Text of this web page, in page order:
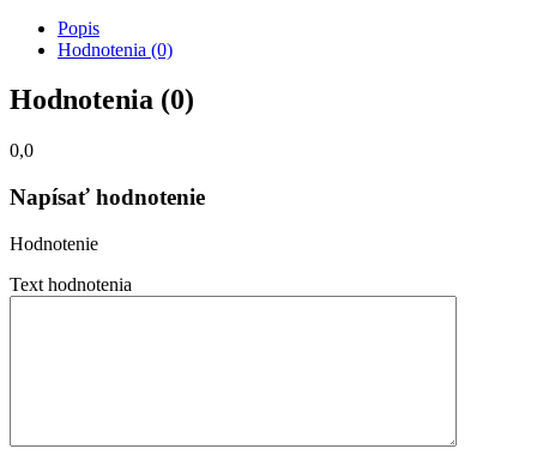
Popis
Hodnotenia (0)
Hodnotenia (0)
0,0
Napísať hodnotenie
Hodnotenie
Text hodnotenia